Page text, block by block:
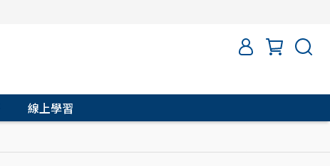
線上學習